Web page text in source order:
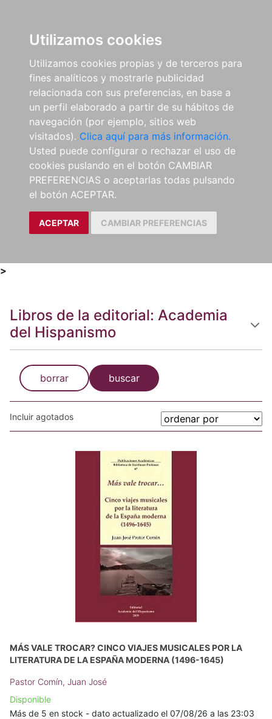
Utilizamos cookies
Utilizamos cookies propias y de terceros para
fines analíticos y mostrarle publicidad
relacionada con sus preferencias, en base a
un perfil elaborado a partir de su hábitos de
navegación (por ejemplo, sitios web
visitados). Clica aquí para más información.
Usted puede configurar o rechazar el uso de
cookies puslando en el botón CAMBIAR
PREFERENCIAS o aceptarlas todas pulsando
el botón ACEPTAR.
ACEPTAR CAMBIAR PREFERENCIAS
>
Libros de la editorial: Academia
del Hispanismo
borrar buscar
Incluir agotados
MÁS VALE TROCAR? CINCO VIAJES MUSICALES POR LA
LITERATURA DE LA ESPAÑA MODERNA (1496-1645)
Pastor Comín, Juan José
Disponible
Más de 5 en stock - dato actualizado el 07/08/26 a las 23:03